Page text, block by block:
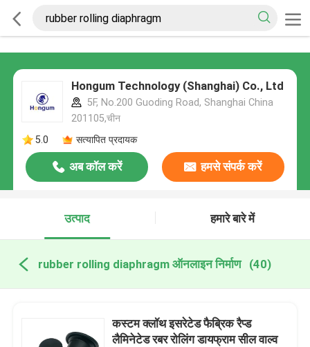
Hongum Technology (Shanghai) Co., Ltd
5F, No.200 Guoding Road, Shanghai China
201105,चीन
5.0
सत्यापित प्रदायक
अब कॉल करें हमसे संपर्क करें
उत्पाद हमारे बारे में
rubber rolling diaphragm ऑनलाइन निर्माण (40)
कस्टम क्लॉथ इसरेटेड फैब्रिक रैप्ड
लैमिनेटेड रबर रोलिंग डायफ्राम सील वाल्व